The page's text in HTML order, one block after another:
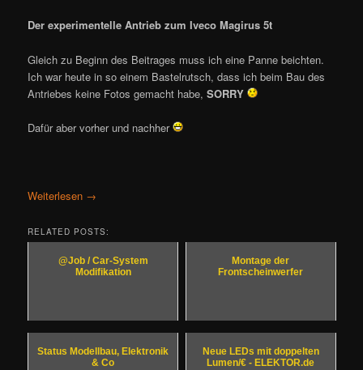
Der experimentelle Antrieb zum Iveco Magirus 5t
Gleich zu Beginn des Beitrages muss ich eine Panne beichten.
Ich war heute in so einem Bastelrutsch, dass ich beim Bau des
Antriebes keine Fotos gemacht habe,SORRY
Dafür aber vorher und nachher
Weiterlesen →
RELATED POSTS:
@Job / Car-System
Modifikation
Montage der
Frontscheinwerfer
Status Modellbau, Elektronik
& Co
Neue LEDs mit doppelten
Lumen/€ - ELEKTOR.de